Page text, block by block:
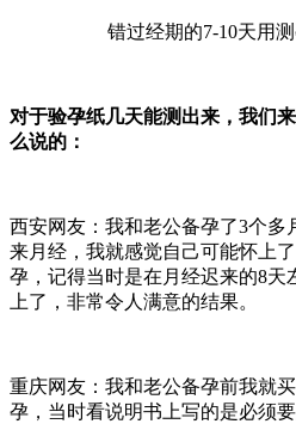
错过经期的7-10天用
对于验孕纸几天能测出来，我们
么说的：
西安网友：我和老公备孕了3个多
来月经，我就感觉自己可能怀上
孕，记得当时是在月经迟来的8天
上了，非常令人满意的结果。
重庆网友：我和老公备孕前我就
孕，当时看说明书上写的是必须